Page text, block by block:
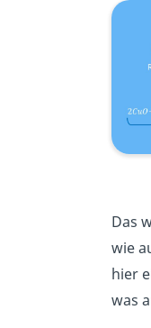
Das
wie
hier
was